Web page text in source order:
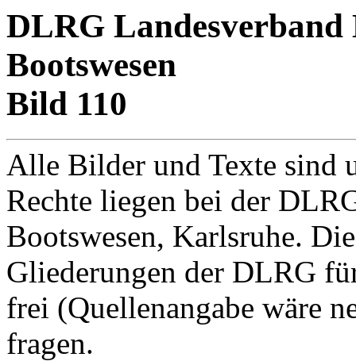
DLRG Landesverband
Bootswesen
Bild 110
Alle Bilder und Texte sind
Rechte liegen bei der
Bootswesen, Karlsruhe.
Gliederungen der DLRG
frei (Quellenangabe wäre
fragen.